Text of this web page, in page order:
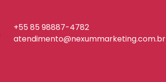
+55 85 98887-4782
atendimento@nexummarketing.com.br